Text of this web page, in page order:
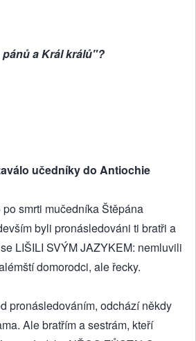
a Král králů"?
učedníky do Antiochie
smrti mučedníka Štěpána
byli pronásledováni ti bratři a
LIŠILI SVÝM JAZYKEM: nemluvili
domorodci, ale řecky.
pronásledováním, odchází někdy
Ale bratřím a sestrám, kteří